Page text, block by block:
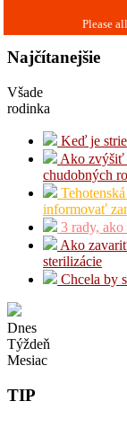
Najčítanejšie
Všade
rodinka
Keď je
Ako zvýšiť
chudobných
informovať
3 rady,
Ako
sterilizácie
Chcela by
Dnes
Týždeň
Mesiac
TIP